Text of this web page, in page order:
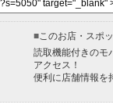
■ このお店・スポ
読取機能付きのモ
アクセス！
便利に店舗情報を